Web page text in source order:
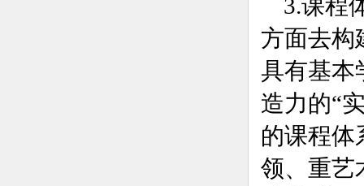
3.课程
方面去构
具有基本
造力的“
的课程体
领、重艺